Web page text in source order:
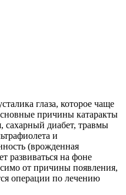
глаза, которое чаще
причины катаракты
сахарный диабет, травмы
и
(врожденная
развиваться на фоне
от причины появления,
операции по лечению